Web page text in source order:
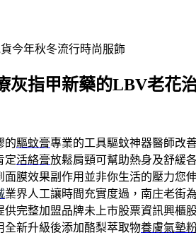
今年秋冬流行時尚服飾
灰指甲新藥的LBV老花
的驅蚊膏專業的工具驅蚊神器醫師改
定活絡膏放鬆肩頸可幫助熱身及舒緩
面膜效果副作用並非你生活的壓力您
業界人工讓時間充實度過，南庄老街
供完整加盟品牌未上市股票資訊興櫃
全新升級後添加酪梨萃取物養膚氣墊